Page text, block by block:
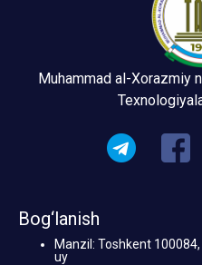
Muhammad al-Xorazmiy
Bog‘lanish
Manzil: Toshkent
uy